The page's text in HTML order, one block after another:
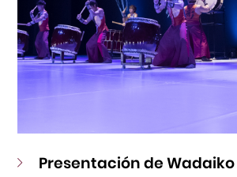
Presentación de